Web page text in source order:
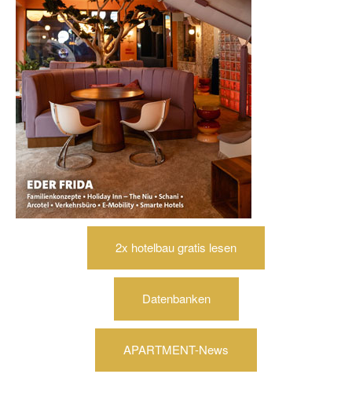
2x hotelbau gratis lesen
Datenbanken
APARTMENT-News